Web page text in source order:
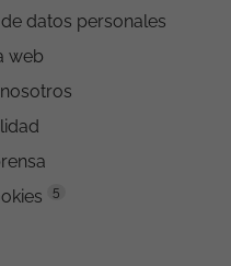
datos personales
web
5